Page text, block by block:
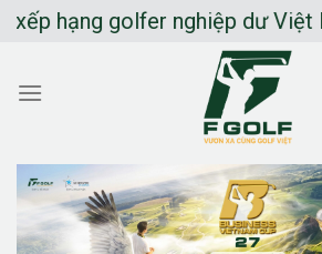
Chuyển
dung
nghiệp dư Việt Nam